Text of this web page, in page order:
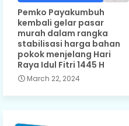
Pemko Payakumbuh
kembali gelar pasar
murah dalam rangka
stabilisasi harga bahan
pokok menjelang Hari
Raya Idul Fitri 1445 H
March 22, 2024